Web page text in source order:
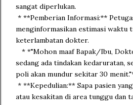
sangat diperlukan.
* **Pemberian Informasi:**
menginformasikan estimasi waktu
keterlambatan dokter.
* *"Mohon maaf Bapak/Ibu,
sedang ada tindakan kedaruratan,
poli akan mundur sekitar 30
* **Kepedulian:** Sapa pasien
atau kesakitan di area tunggu dan